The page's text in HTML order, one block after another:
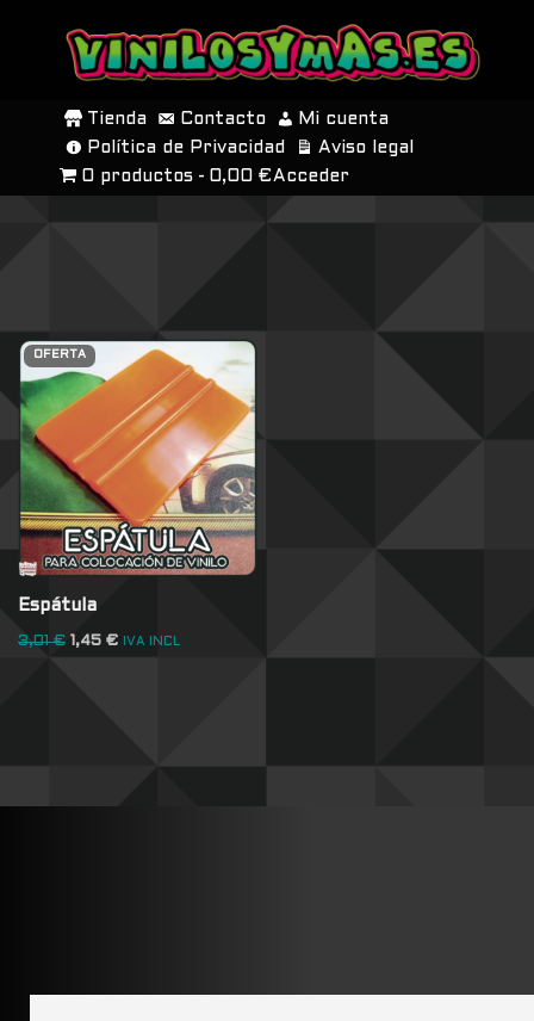
SALTAR
CONTENIDO
Tienda Contacto
Mi cuenta
Política de Privacidad
Aviso legal
0 productos
0,00 € Acceder
OFERTA
Espátula
3,01€ 1,45 € IVA INCL